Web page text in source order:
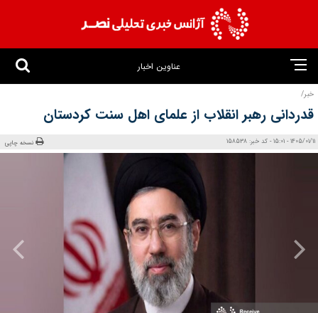
عناوین اخبار
خبر/
قدردانی رهبر انقلاب از علمای اهل سنت کردستان
1405/01/11 - 15:01 - کد خبر: 158538 نسخه چاپی